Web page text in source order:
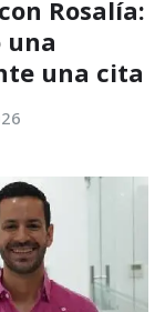
Rosalía:
una
una cita